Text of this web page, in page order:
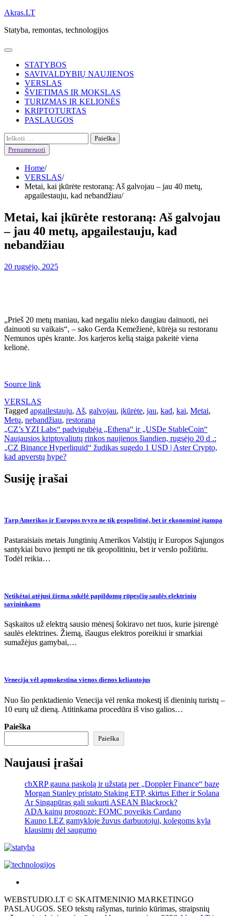
Skip
content
Akras.LT
Statyba, remontas, technologijos
STATYBOS
SAVIVALDYBIŲ NAUJIENOS
VERSLAS
ŠVIETIMAS IR MOKSLAS
TURIZMAS IR KELIONĖS
KRIPTOTURTAS
PASLAUGOS
Ieškoti:
Prenumeruoti
Home
VERSLAS
Metai, kai įkūrėte restoraną: Aš galvojau – jau 40 metų,
apgailestauju, kad nebandžiau
Metai, kai įkūrėte restoraną: Aš galvojau
– jau 40 metų, apgailestauju, kad
nebandžiau
20 rugsėjo, 2025
„Prieš 20 metų maniau, kad negaliu nieko daugiau dainuoti, nei
dainuoti su vaikais“, – sako Gerda Kemežienė, kūrėja su restoranu
Nemunos upės krante. Jos karjeros kelią staiga pakeitė viena
kelionė.
Source link
VERSLAS
Tagged apgailestauju, Aš, galvojau, įkūrėte, jau, kad, kai, Metai,
Metų, nebandžiau, restoraną
Navigacija
tarp
įrašų
„CZ’s YZI Labs“ padvigubėja „Ethena“ ir „USDe StableCoin“
Naujausios kriptovaliutų rinkos naujienos šiandien, rugsėjo 20 d .:
„CZ Binance Hyperliquid“ žudikas sugedo 1 USD | Aster Crypto,
kad apverstų hype?
Susiję įrašai
Tarp Amerikos ir Europos tvyro ne tik geopolitinė, bet ir ekonominė įtampa
Pastaraisiais metais Jungtinių Amerikos Valstijų ir Europos Sąjungos
santykiai buvo įtempti ne tik geopolitiniu, bet ir verslo požiūriu.
Todėl reikia…
Netikėtai atėjusi žiema sukėlė papildomų rūpesčių saulės elektrinių
savininkams
Sąskaitos už elektrą sausio mėnesį šokiravo net tuos, kurie įsirengė
saulės elektrines. Žiemą, išaugus elektros poreikiui ir smarkiai
sumažėjus gamybai,…
Venecija vėl apmokestina vienos dienos keliautojus
Nuo šio penktadienio Venecija vėl renka mokestį iš dieninių turistų –
10 eurų už dieną. Atitinkama procedūra iš viso galios…
Paieška
Paieška
Naujausi įrašai
cbXRP gauna paskolą ir užstatą per „Doppler Finance“ bazę
Morgan Stanley pristato Staking ETP, skirtus Ether ir Solana
Ar Singapūras gali sukurti ASEAN Blackrock?
ADA kainų prognozė: FOMC poveikis Cardano
Kauno LEZ gamykloje žuvus darbuotojui, kolegoms kyla
klausimų dėl saugumo
tai
žemės
WEBSTUDIO.LT © SKAITMENINIO MARKETINGO
PASLAUGOS. SEO tekstų rašymas, turinio kūrimas, straipsnių